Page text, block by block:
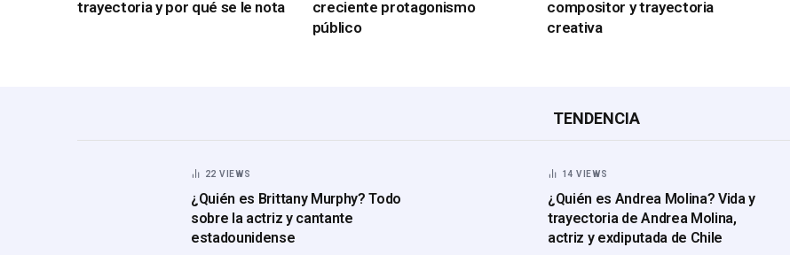
trayectoria y por qué se le nota
creciente protagonismo
público
compositor y trayectoria
creativa
TENDENCIA
22 VIEWS
¿Quién es Brittany Murphy? Todo
sobre la actriz y cantante
estadounidense
14 VIEWS
¿Quién es Andrea Molina? Vida y
trayectoria de Andrea Molina,
actriz y exdiputada de Chile